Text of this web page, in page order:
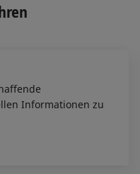
Informationen zu